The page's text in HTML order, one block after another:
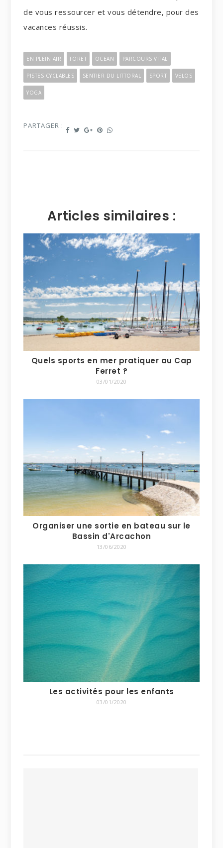
de vous ressourcer et vous détendre, pour des
vacances réussis.
EN PLEIN AIR FORET OCEAN PARCOURS VITAL
PISTES CYCLABLES SENTIER DU LITTORAL SPORT VELOS
YOGA
PARTAGER :
Articles similaires :
Quels sports en mer pratiquer au Cap
Ferret ?
03/01/2020
Organiser une sortie en bateau sur le
Bassin d'Arcachon
13/06/2020
Les activités pour les enfants
03/01/2020